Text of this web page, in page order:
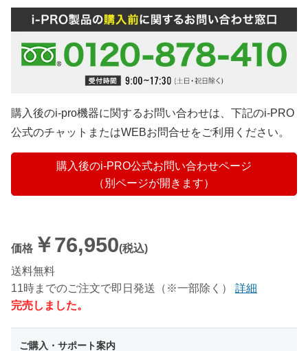
購入後のi-pro機器に関するお問い合わせは、下記のi-PRO
公式のチャットまたはWEBお問合せをご利用ください。
購入後のi-PRO公式お問い合わせページ
（別ページが開きます）
価格 ￥76,950(税込)
送料無料
11時までのご注文で即日発送（※一部除く）
詳細
完売しました。